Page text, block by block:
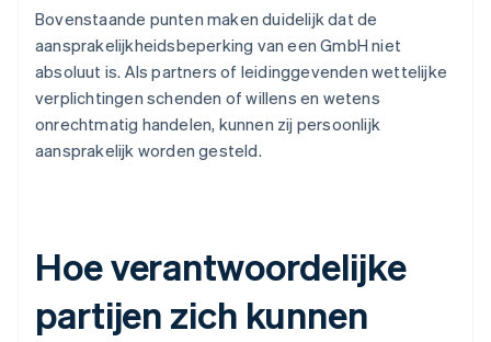
Bovenstaande punten maken duidelijk dat de
aansprakelijkheidsbeperking van een GmbH niet
absoluut is. Als partners of leidinggevenden wettelijke
verplichtingen schenden of willens en wetens
onrechtmatig handelen, kunnen zij persoonlijk
aansprakelijk worden gesteld.
Hoe verantwoordelijke
partijen zich kunnen